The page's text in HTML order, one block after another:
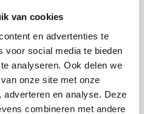
van cookies
en advertenties te
voor social media te bieden
analyseren. Ook delen we
onze site met onze
en analyse. Deze
combineren met andere